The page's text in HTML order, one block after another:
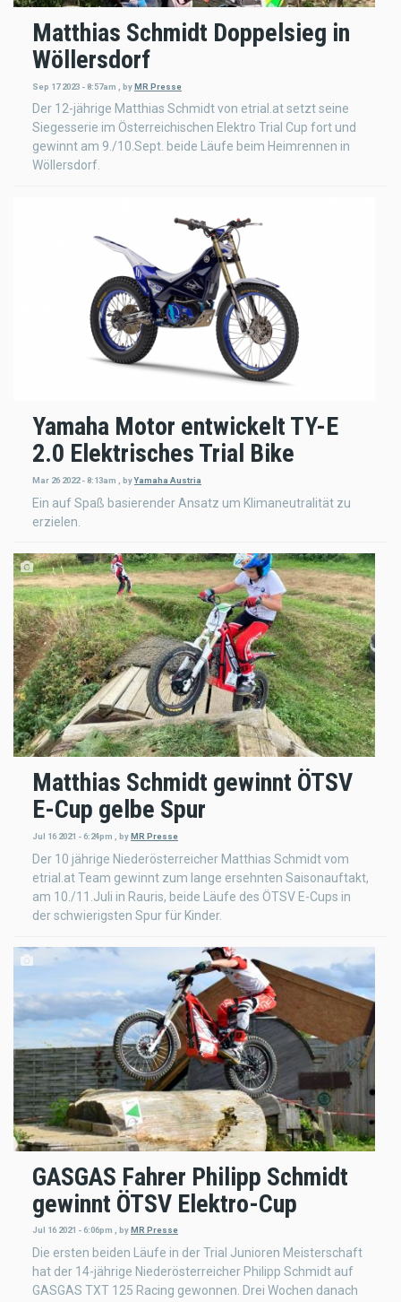
Matthias Schmidt Doppelsieg in
Wöllersdorf
Sep 17 2023 - 8:57am byMR Presse
Der 12-jährige Matthias Schmidt von etrial.at setzt seine
Siegesserie im Österreichischen Elektro Trial Cup fort und
gewinnt am 9./10.Sept. beide Läufe beim Heimrennen in
Wöllersdorf.
Yamaha Motor entwickelt TY-E
2.0 Elektrisches Trial Bike
Mar 26 2022 - 8:13am byYamaha Austria
Ein auf Spaß basierender Ansatz um Klimaneutralität zu
erzielen.
Matthias Schmidt gewinnt ÖTSV
E-Cup gelbe Spur
Jul 16 2021 - 6:24pm byMR Presse
Der 10 jährige Niederösterreicher Matthias Schmidt vom
etrial.at Team gewinnt zum lange ersehnten Saisonauftakt,
am 10./11.Juli in Rauris, beide Läufe des ÖTSV E-Cups in
der schwierigsten Spur für Kinder.
GASGAS Fahrer Philipp Schmidt
gewinnt ÖTSV Elektro-Cup
Jul 16 2021 - 6:06pm byMR Presse
Die ersten beiden Läufe in der Trial Junioren Meisterschaft
hat der 14-jährige Niederösterreicher Philipp Schmidt auf
GASGAS TXT 125 Racing gewonnen. Drei Wochen danach